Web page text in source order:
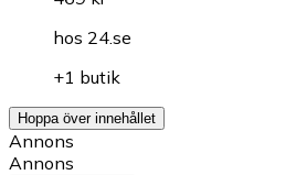
hos 24.se
+1 butik
Hoppa över innehållet
Annons
Annons